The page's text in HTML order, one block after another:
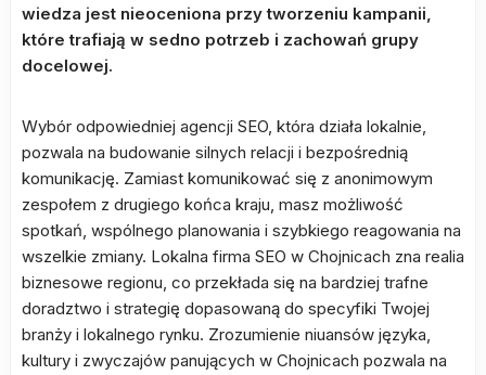
wiedza jest nieoceniona przy tworzeniu kampanii,
które trafiają w sedno potrzeb i zachowań grupy
docelowej.
Wybór odpowiedniej agencji SEO, która działa lokalnie,
pozwala na budowanie silnych relacji i bezpośrednią
komunikację. Zamiast komunikować się z anonimowym
zespołem z drugiego końca kraju, masz możliwość
spotkań, wspólnego planowania i szybkiego reagowania na
wszelkie zmiany. Lokalna firma SEO w Chojnicach zna realia
biznesowe regionu, co przekłada się na bardziej trafne
doradztwo i strategię dopasowaną do specyfiki Twojej
branży i lokalnego rynku. Zrozumienie niuansów języka,
kultury i zwyczajów panujących w Chojnicach pozwala na